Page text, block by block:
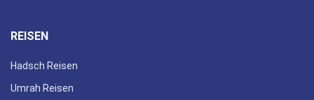
REISEN
Hadsch Reisen
Umrah Reisen